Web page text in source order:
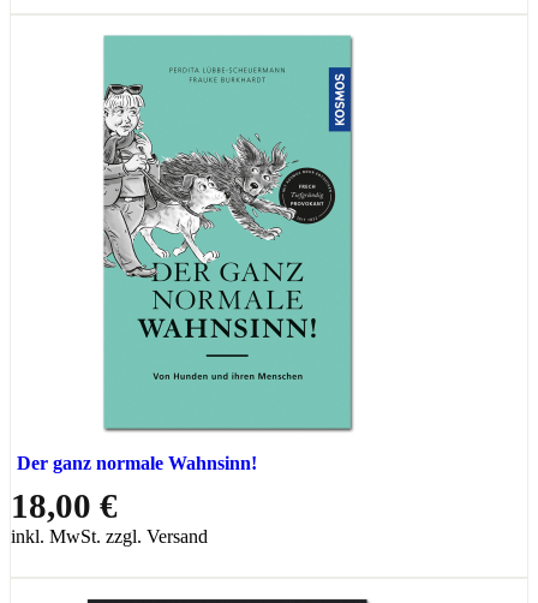
Der ganz normale Wahnsinn!
18,00 €
inkl. MwSt. zzgl. Versand